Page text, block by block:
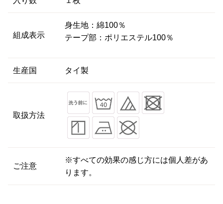
組成表示
身生地：綿100％
テープ部：ポリエステル100％
生産国 タイ製
取扱方法
ご注意
※すべての効果の感じ方には個人差があ
ります。